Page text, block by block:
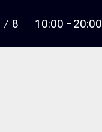
8 10:00 20:00